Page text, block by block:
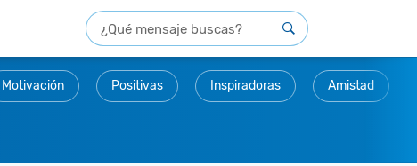
Motivación Positivas Inspiradoras Amistad